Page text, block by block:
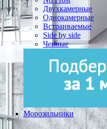
Двухкамерные
Однокамерные
Встраиваемые
Side by side
Черные
Морозильники